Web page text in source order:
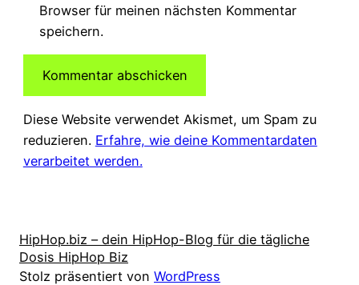
Browser für meinen nächsten Kommentar
speichern.
Diese Website verwendet Akismet, um Spam zu
reduzieren. Erfahre, wie deine Kommentardaten
verarbeitet werden.
HipHop.biz – dein HipHop-Blog für die tägliche
Dosis HipHop Biz
Stolz präsentiert von WordPress